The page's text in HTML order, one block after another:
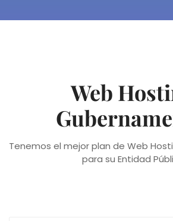
Web
Tenemos el mejor plan de Web
para su Entidad